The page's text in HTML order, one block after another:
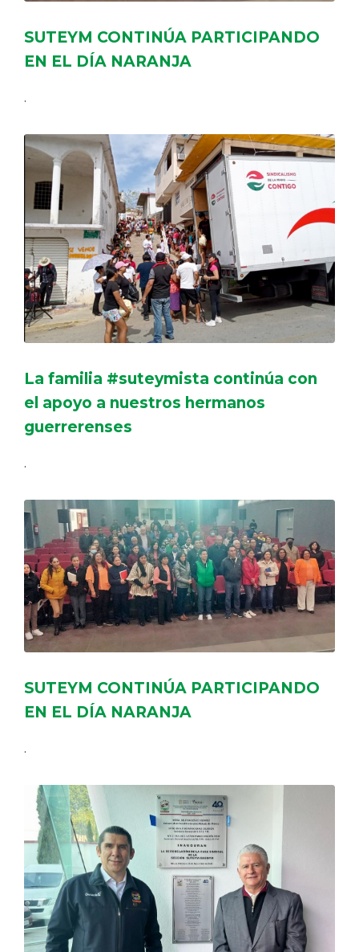
SUTEYM CONTINÚA PARTICIPANDO
EN EL DÍA NARANJA
.
La familia #suteymista continúa con
el apoyo a nuestros hermanos
guerrerenses
.
SUTEYM CONTINÚA PARTICIPANDO
EN EL DÍA NARANJA
.